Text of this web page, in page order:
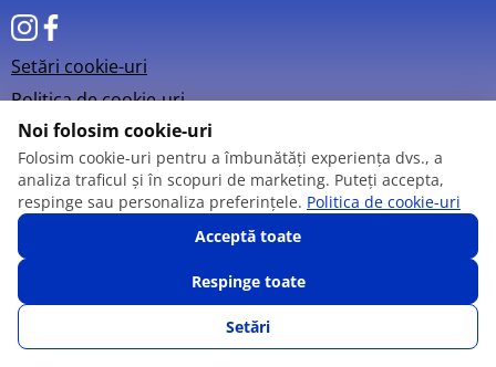
Setări cookie-uri
Politica de cookie-uri
© 2013 – 2026
SUNĂ-NE FAVORITE CATALOG AUTENTIFICARE
Noi folosim cookie-uri
Folosim cookie-uri pentru a îmbunătăți experiența dvs., a
analiza traficul și în scopuri de marketing. Puteți accepta,
respinge sau personaliza preferințele. Politica de cookie-uri
Acceptă toate
Respinge toate
Setări